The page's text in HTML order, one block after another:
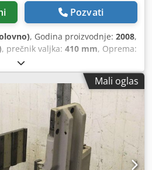
Pozvati
, Godina proizvodnje: 2008,
, prečnik valjka: 410 mm, Oprema:
413 A, proizvodnja 2008.
originalna boja, izvršen
itd. Sve je urađeno. Csdpfezkq
Mali oglas